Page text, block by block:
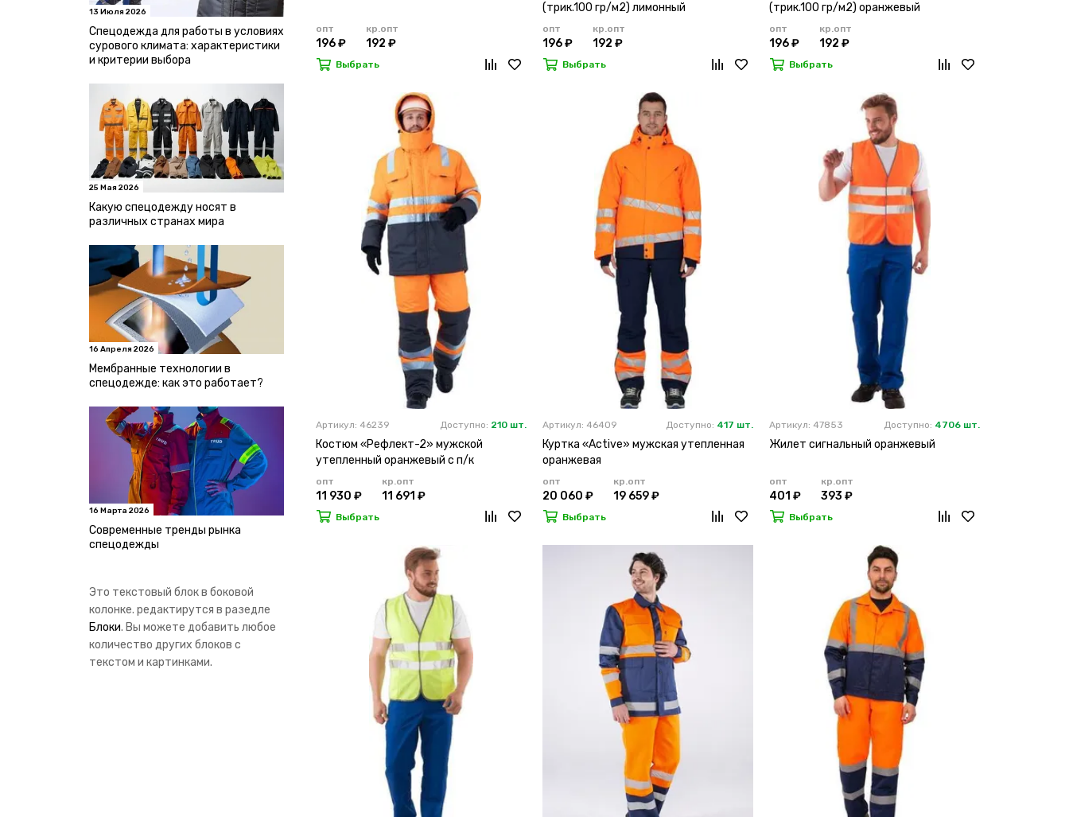
13 Июля 2026
Спецодежда для работы в условиях
сурового климата: характеристики
и критерии выбора
25 Мая 2026
Какую спецодежду носят в
различных странах мира
16 Апреля 2026
Мембранные технологии в
спецодежде: как это работает?
16 Марта 2026
Современные тренды рынка
спецодежды
Это текстовый блок в боковой
колонке. редактирутся в разедле
Блоки. Вы можете добавить любое
количество других блоков с
текстом и картинками.
опт
196 ₽
кр.опт
192 ₽
Выбрать
(трик.100 гр/м2) лимонный
опт
196 ₽
кр.опт
192 ₽
Выбрать
(трик.100 гр/м2) оранжевый
опт
196 ₽
кр.опт
192 ₽
Выбрать
Артикул: 46239 Доступно: 210 шт.
Костюм «Рефлект-2» мужской
утепленный оранжевый с п/к
опт
11 930 ₽
кр.опт
11 691 ₽
Выбрать
Артикул: 46409 Доступно: 417 шт.
Куртка «Active» мужская утепленная
оранжевая
опт
20 060 ₽
кр.опт
19 659 ₽
Выбрать
Артикул: 47853 Доступно: 4706 шт.
Жилет сигнальный оранжевый
опт
401 ₽
кр.опт
393 ₽
Выбрать